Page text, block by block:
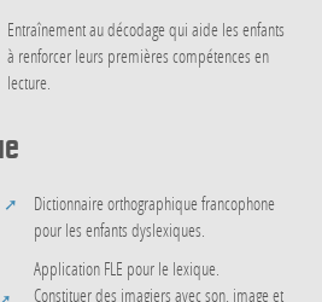
Entraînement au décodage qui aide les enfants
à renforcer leurs premières compétences en
lecture.
Dictionnaire orthographique francophone
pour les enfants dyslexiques.
Application FLE pour le lexique.
Constituer des imagiers avec son, image et